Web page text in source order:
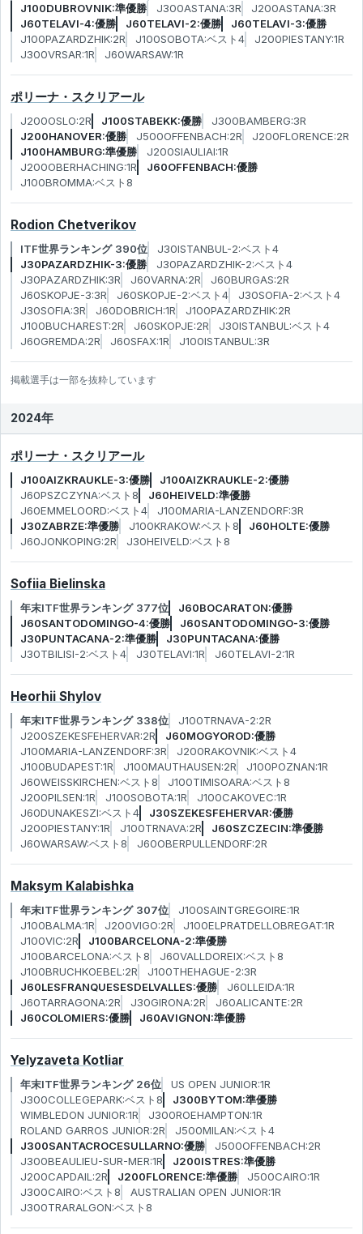
J100DUBROVNIK:準優勝
J300ASTANA:3R
J200ASTANA:3R
J60TELAVI-4:優勝
J60TELAVI-2:優勝
J60TELAVI-3:優勝
J100PAZARDZHIK:2R
J100SOBOTA:ベスト4
J200PIESTANY:1R
J300VRSAR:1R
J60WARSAW:1R
ポリーナ・スクリアール
J200OSLO:2R J100STABEKK:優勝
J300BAMBERG:3R
J200HANOVER:優勝
J500OFFENBACH:2R
J200FLORENCE:2R
J100HAMBURG:準優勝
J200SIAULIAI:1R
J200OBERHACHING:1R
J60OFFENBACH:優勝
J100BROMMA:ベスト8
Rodion Chetverikov
ITF世界ランキング 390位
J30ISTANBUL-2:ベスト4
J30PAZARDZHIK-3:優勝
J30PAZARDZHIK-2:ベスト4
J30PAZARDZHIK:3R
J60VARNA:2R
J60BURGAS:2R
J60SKOPJE-3:3R
J60SKOPJE-2:ベスト4
J30SOFIA-2:ベスト4
J30SOFIA:3R
J60DOBRICH:1R
J100PAZARDZHIK:2R
J100BUCHAREST:2R
J60SKOPJE:2R
J30ISTANBUL:ベスト4
J60GREMDA:2R
J60SFAX:1R J100ISTANBUL:3R
掲載選手は一部を抜粋しています
2024年
ポリーナ・スクリアール
J100AIZKRAUKLE-3:優勝
J100AIZKRAUKLE-2:優勝
J60PSZCZYNA:ベスト8
J60HEIVELD:準優勝
J60EMMELOORD:ベスト4
J100MARIA-LANZENDORF:3R
J30ZABRZE:準優勝
J100KRAKOW:ベスト8
J60HOLTE:優勝
J60JONKOPING:2R
J30HEIVELD:ベスト8
Sofiia Bielinska
年末ITF世界ランキング 377位
J60BOCARATON:優勝
J60SANTODOMINGO-4:優勝
J60SANTODOMINGO-3:優勝
J30PUNTACANA-2:準優勝
J30PUNTACANA:優勝
J30TBILISI-2:ベスト4
J30TELAVI:1R J60TELAVI-2:1R
Heorhii Shylov
年末ITF世界ランキング 338位
J100TRNAVA-2:2R
J200SZEKESFEHERVAR:2R
J60MOGYOROD:優勝
J100MARIA-LANZENDORF:3R
J200RAKOVNIK:ベスト4
J100BUDAPEST:1R
J100MAUTHAUSEN:2R
J100POZNAN:1R
J60WEISSKIRCHEN:ベスト8
J100TIMISOARA:ベスト8
J200PILSEN:1R
J100SOBOTA:1R
J100CAKOVEC:1R
J60DUNAKESZI:ベスト4
J30SZEKESFEHERVAR:優勝
J200PIESTANY:1R
J100TRNAVA:2R
J60SZCZECIN:準優勝
J60WARSAW:ベスト8
J60OBERPULLENDORF:2R
Maksym Kalabishka
年末ITF世界ランキング 307位
J100SAINTGREGOIRE:1R
J100BALMA:1R
J200VIGO:2R
J100ELPRATDELLOBREGAT:1R
J100VIC:2R
J100BARCELONA-2:準優勝
J100BARCELONA:ベスト8
J60VALLDOREIX:ベスト8
J100BRUCHKOEBEL:2R
J100THEHAGUE-2:3R
J60LESFRANQUESESDELVALLES:優勝
J60LLEIDA:1R
J60TARRAGONA:2R
J30GIRONA:2R
J60ALICANTE:2R
J60COLOMIERS:優勝
J60AVIGNON:準優勝
Yelyzaveta Kotliar
年末ITF世界ランキング 26位
US OPEN JUNIOR:1R
J300COLLEGEPARK:ベスト8
J300BYTOM:準優勝
WIMBLEDON JUNIOR:1R
J300ROEHAMPTON:1R
ROLAND GARROS JUNIOR:2R
J500MILAN:ベスト4
J300SANTACROCESULLARNO:優勝
J500OFFENBACH:2R
J300BEAULIEU-SUR-MER:1R
J200ISTRES:準優勝
J200CAPDAIL:2R
J200FLORENCE:準優勝
J500CAIRO:1R
J300CAIRO:ベスト8
AUSTRALIAN OPEN JUNIOR:1R
J300TRARALGON:ベスト8